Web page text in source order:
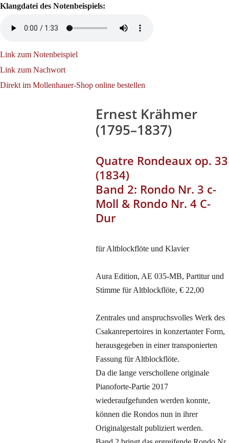
Klangdatei des Notenbeispiels:
Link zum Notenbeispiel
Link zum Nachwort
Direkt im Mollenhauer-Shop online bestellen
Ernest Krähmer
(1795–1837)
Quatre Rondeaux op. 33
(1834)
Band 2: Rondo Nr. 3 c-
Moll & Rondo Nr. 4 C-
Dur
für Altblockflöte und Klavier
Aura Edition, AE 035-MB, Partitur und
Stimme für Altblockflöte, € 22,00
Zentrales und anspruchsvolles Werk des
Csakanrepertoires in konzertanter Form,
herausgegeben in einer transponierten
Fassung für Altblockflöte.
Da die lange verschollene originale
Pianoforte-Partie 2017
wiederaufgefunden werden konnte,
können die Rondos nun in ihrer
Originalgestalt publiziert werden.